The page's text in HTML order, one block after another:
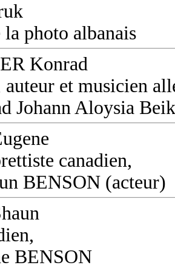
photo albanais
Konrad
auteur et musicien
Johann Aloysia
canadien,
BENSON (acteur)
BENSON